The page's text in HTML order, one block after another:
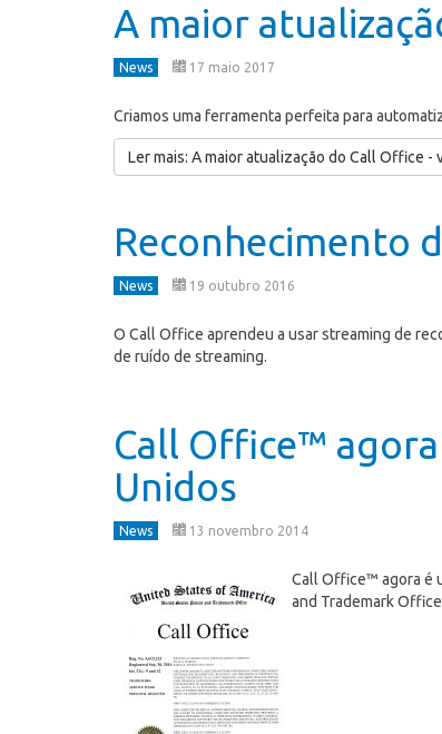
A maior
News 17 maio 2017
Criamos uma ferramenta perfeita para
Ler mais: A maior atualização do Call Office -
Reconhecimento
News 19 outubro 2016
O Call Office aprendeu a usar streaming de
de ruído de streaming.
Call Office™
Unidos
News 13 novembro 2014
Call Office™ agora é
and Trademark